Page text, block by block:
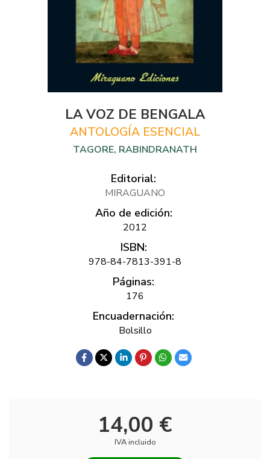
LA VOZ DE BENGALA
ANTOLOGÍA ESENCIAL
TAGORE, RABINDRANATH
Editorial:
MIRAGUANO
Año de edición:
2012
ISBN:
978-84-7813-391-8
Páginas:
176
Encuadernación:
Bolsillo
14,00 €
IVA incluido